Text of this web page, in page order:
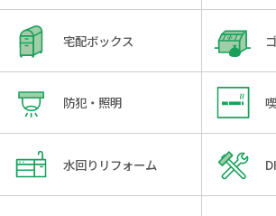
宅配ボックス
防犯・照明
水回りリフォーム